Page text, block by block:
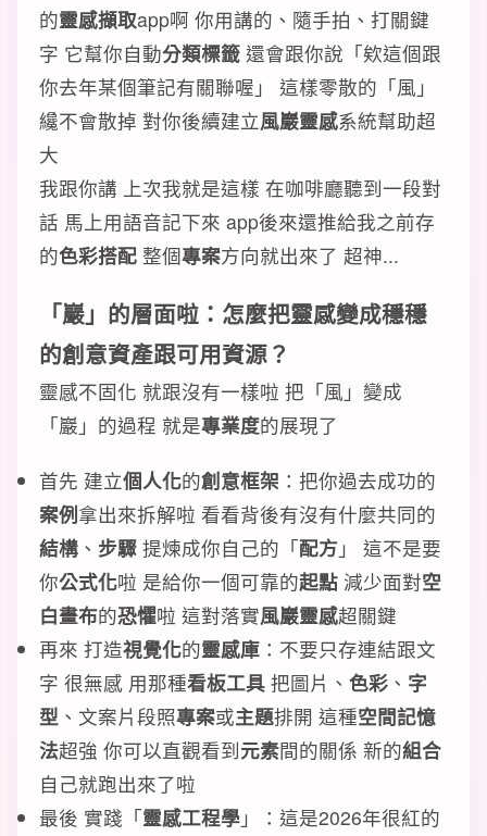
的靈感擷取app啊 你用講的、隨手拍、打關鍵
字 它幫你自動分類標籤 還會跟你說「欸這個跟
你去年某個筆記有關聯喔」 這樣零散的「風」
纔不會散掉 對你後續建立風巖靈感系統幫助超
大
我跟你講 上次我就是這樣 在咖啡廳聽到一段對
話 馬上用語音記下來 app後來還推給我之前存
的色彩搭配 整個專案方向就出來了 超神...
「巖」的層面啦：怎麼把靈感變成穩穩
的創意資產跟可用資源？
靈感不固化 就跟沒有一樣啦 把「風」變成
「巖」的過程 就是專業度的展現了
首先 建立個人化的創意框架 ：把你過去成功的
案例拿出來拆解啦 看看背後有沒有什麼共同的
結構 、 步驟 提煉成你自己的「配方」 這不是要
你公式化啦 是給你一個可靠的起點 減少面對空
白畫布的恐懼啦 這對落實風巖靈感超關鍵
再來 打造視覺化的靈感庫 ：不要只存連結跟文
字 很無感 用那種看板工具 把圖片、 色彩 、 字
型 、文案片段照專案或主題排開 這種空間記憶
法超強 你可以直觀看到元素間的關係 新的組合
自己就跑出來了啦
最後 實踐「靈感工程學」：這是2026年很紅的